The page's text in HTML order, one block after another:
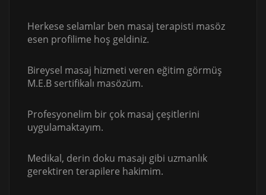
Herkese selamlar ben masaj terapisti masöz
esen profilime hoş geldiniz.
Bireysel masaj hizmeti veren eğitim görmüş
M.E.B sertifikalı masözüm.
Profesyonelim bir çok masaj çeşitlerini
uygulamaktayım.
Medikal, derin doku masajı gibi uzmanlık
gerektiren terapilere hakimim.